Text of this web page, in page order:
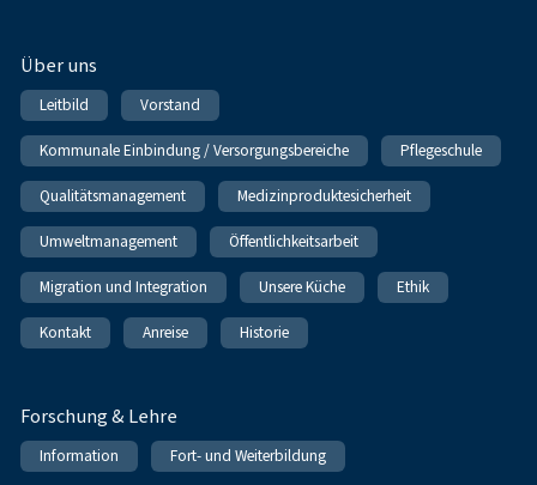
Über uns
Leitbild Vorstand
Kommunale Einbindung / Versorgungsbereiche Pflegeschule
Qualitätsmanagement Medizinproduktesicherheit
Umweltmanagement Öffentlichkeitsarbeit
Migration und Integration Unsere Küche Ethik
Kontakt Anreise Historie
Forschung & Lehre
Information Fort- und Weiterbildung